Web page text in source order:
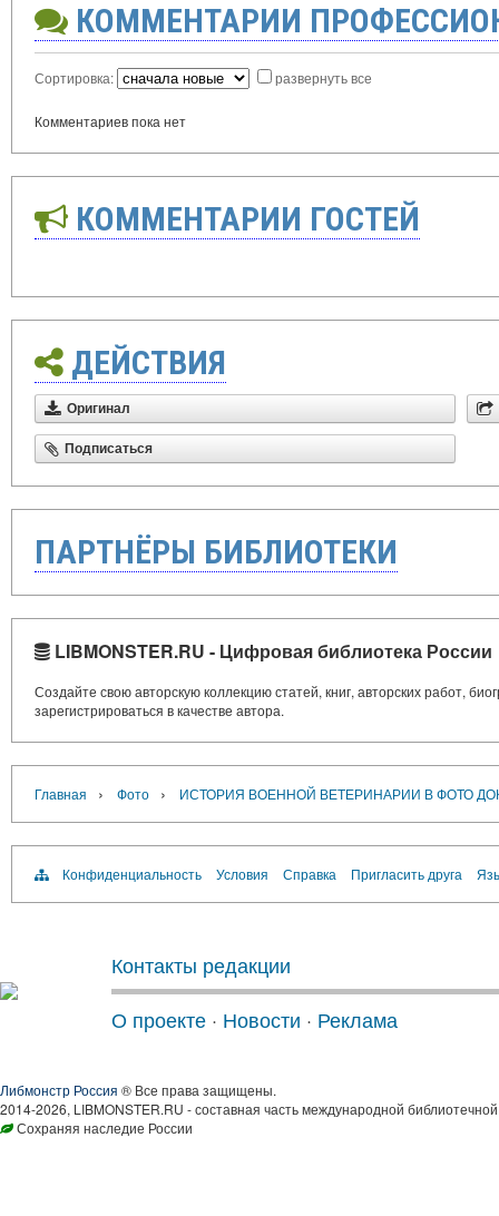
КОММЕНТАРИИ
Сортировка: развернуть все
Комментариев пока нет
КОММЕНТАРИИ ГОСТЕЙ
ДЕЙСТВИЯ
Оригинал
Подписаться
ПАРТНЁРЫ БИБЛИОТЕКИ
LIBMONSTER.RU - Цифровая библиотека России
Создайте свою авторскую коллекцию статей, книг, авторских работ,
зарегистрироваться в качестве автора.
Главная › Фото › ИСТОРИЯ ВОЕННОЙ ВЕТЕРИНАРИИ В ФОТО
Конфиденциальность Условия Справка Пригласить друга
Контакты редакции
О проекте · Новости · Реклама
Либмонстр Россия ® Все права защищены.
2014-2026, LIBMONSTER.RU - составная часть международной
Сохраняя наследие России